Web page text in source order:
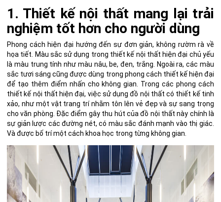
1. Thiết kế nội thất mang lại trải
nghiệm tốt hơn cho người dùng
Phong cách hiện đại hướng đến sự đơn giản, không rườm rà về
họa tiết. Màu sắc sử dụng trong thiết kế nội thất hiện đại chủ yếu
là màu trung tính như màu nâu, be, đen, trắng. Ngoài ra, các màu
sắc tươi sáng cũng được dùng trong phong cách thiết kế hiện đại
để tạo thêm điểm nhấn cho không gian. Trong các phong cách
thiết kế nội thất hiện đại, việc sử dụng đồ nội thất có thiết kế tinh
xảo, như một vật trang trí nhằm tôn lên vẻ đẹp và sự sang trọng
cho văn phòng. Đặc điểm gây thu hút của đồ nội thất này chính là
sự giản lược các đường nét, có màu sắc đánh mạnh vào thị giác.
Và được bố trí một cách khoa học trong từng không gian.